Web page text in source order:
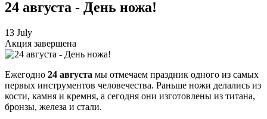
24 августа - День ножа!
13 July
Акция завершена
Ежегодно 24 августа мы отмечаем праздник одного из самых
первых инструментов человечества. Раньше ножи делались из
кости, камня и кремня, а сегодня они изготовлены из титана,
бронзы, железа и стали.